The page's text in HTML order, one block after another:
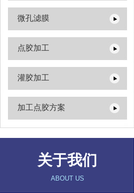
微孔滤膜
点胶加工
灌胶加工
加工点胶方案
关于我们
ABOUT US